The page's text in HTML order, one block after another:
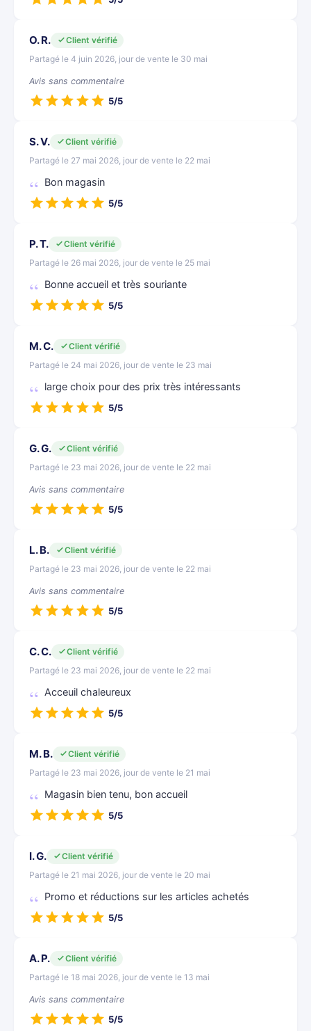
O. R.
Client vérifié
Partagé le 4 juin 2026, jour de vente le 30 mai
Avis sans commentaire
5/5
S. V.
Client vérifié
Partagé le 27 mai 2026, jour de vente le 22 mai
Bon magasin
5/5
P. T.
Client vérifié
Partagé le 26 mai 2026, jour de vente le 25 mai
Bonne accueil et très souriante
5/5
M. C.
Client vérifié
Partagé le 24 mai 2026, jour de vente le 23 mai
large choix pour des prix très intéressants
5/5
G. G.
Client vérifié
Partagé le 23 mai 2026, jour de vente le 22 mai
Avis sans commentaire
5/5
L. B.
Client vérifié
Partagé le 23 mai 2026, jour de vente le 22 mai
Avis sans commentaire
5/5
C. C.
Client vérifié
Partagé le 23 mai 2026, jour de vente le 22 mai
Acceuil chaleureux
5/5
M. B.
Client vérifié
Partagé le 23 mai 2026, jour de vente le 21 mai
Magasin bien tenu, bon accueil
5/5
I. G.
Client vérifié
Partagé le 21 mai 2026, jour de vente le 20 mai
Promo et réductions sur les articles achetés
5/5
A. P.
Client vérifié
Partagé le 18 mai 2026, jour de vente le 13 mai
Avis sans commentaire
5/5